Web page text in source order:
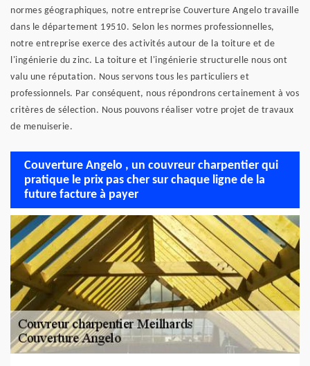
normes géographiques, notre entreprise Couverture Angelo travaille
dans le département 19510. Selon les normes professionnelles,
notre entreprise exerce des activités autour de la toiture et de
l'ingénierie du zinc. La toiture et l'ingénierie structurelle nous ont
valu une réputation. Nous servons tous les particuliers et
professionnels. Par conséquent, nous répondrons certainement à vos
critères de sélection. Nous pouvons réaliser votre projet de travaux
de menuiserie.
Couverture Angelo , un couvreur charpentier qui
pratique le prix pas cher sur chaque ligne de la
future facture à payer